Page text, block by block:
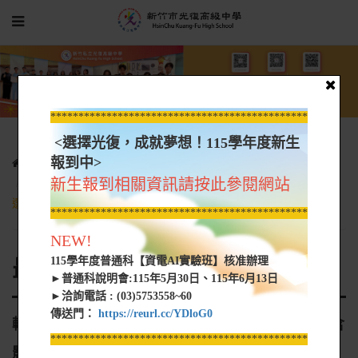
光復新聞
最新消息
轉知:新竹市政府「112年教育部品德教育徵稿（含影音作品）評
選活動實施計畫
最新消息
轉知:新竹市政府「112年教育部品德教育徵稿（含
影音作品）評選活動實施計畫
*****************************************************
<選擇光復，成就夢想！115學年度新生
報到中>
新生報到相關資訊請按此參閱網站
*****************************************************
NEW!
115學年度普通科【資電AI實驗班】核准辦理
►普通科說明會:115年5月30日、115年6月13日
►洽詢電話 : (03)5753558~60
傳送門： https://reurl.cc/YDloG0
*****************************************************